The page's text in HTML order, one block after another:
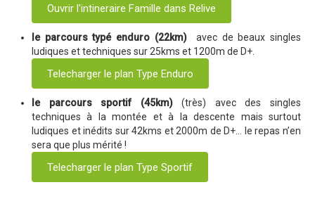
S'inscrire aux Stages / Sorties...
La page Instagram du club...
Contacter le Club
Edition 2025
Blog 2025
Partenaires 2025
Ouvrir l'intineraire Famille dans Relive
le parcours typé enduro (22km)
avec de beaux singles
ludiques et techniques sur 25kms et 1200m de D+.
Telecharger le plan Type Enduro
le parcours sportif (45km)(très) avec des singles
techniques à la montée et à la descente mais surtout
ludiques et inédits sur 42kms et 2000m de D+… le repas n’en
sera que plus mérité !
Telecharger le plan Type Sportif